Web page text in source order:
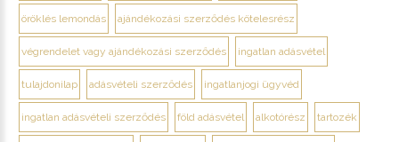
öröklés lemondás ajándékozási szerződés kötelesrész
végrendelet vagy ajándékozási szerződés ingatlan adásvétel
tulajdonilap adásvételi szerződés ingatlanjogi ügyvéd
ingatlan adásvételi szerződés föld adásvétel alkotórész tartozék